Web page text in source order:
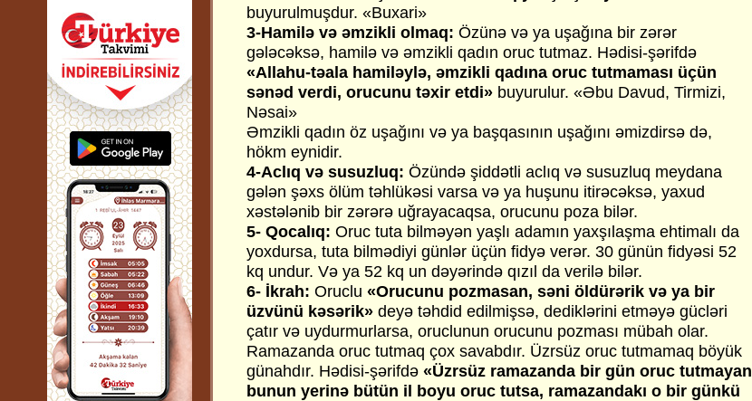
buyurulmuşdur. «Buxari»
3-Hamilə və əmzikli olmaq: Özünə və ya uşağına bir zərər
gələcəksə, hamilə və əmzikli qadın oruc tutmaz. Hədisi-şərifdə
«Allahu-təala hamiləylə, əmzikli qadına oruc tutmaması üçün
sənəd verdi, orucunu təxir etdi» buyurulur. «Əbu Davud, Tirmizi,
Nəsai»
Əmzikli qadın öz uşağını və ya başqasının uşağını əmizdirsə də,
hökm eynidir.
4-Aclıq və susuzluq: Özündə şiddətli aclıq və susuzluq meydana
gələn şəxs ölüm təhlükəsi varsa və ya huşunu itirəcəksə, yaxud
xəstələnib bir zərərə uğrayacaqsa, orucunu poza bilər.
5- Qocalıq: Oruc tuta bilməyən yaşlı adamın yaxşılaşma ehtimalı da
yoxdursa, tuta bilmədiyi günlər üçün fidyə verər. 30 günün fidyəsi 52
kq undur. Və ya 52 kq un dəyərində qızıl da verilə bilər.
6- İkrah: Oruclu «Orucunu pozmasan, səni öldürərik və ya bir
üzvünü kəsərik» deyə təhdid edilmişsə, dediklərini etməyə gücləri
çatır və uydurmurlarsa, oruclunun orucunu pozması mübah olar.
Ramazanda oruc tutmaq çox savabdır. Üzrsüz oruc tutmamaq böyük
günahdır. Hədisi-şərifdə «Üzrsüz ramazanda bir gün oruc tutmayan
bunun yerinə bütün il boyu oruc tutsa, ramazandakı o bir günkü